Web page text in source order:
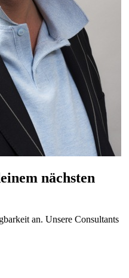
nächsten
an. Unsere Consultants